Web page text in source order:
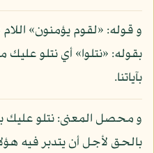
و قوله: «لقوم يؤمنون»
بقوله: «نتلوا» أي نتلو
بآياتنا.
و محصل المعنى: نتلو عليك
بالحق لأجل أن يتدبر فيه